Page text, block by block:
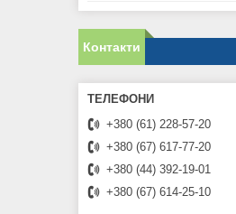
Контакти
+380 (61) 228-57-20
+380 (67) 617-77-20
+380 (44) 392-19-01
+380 (67) 614-25-10